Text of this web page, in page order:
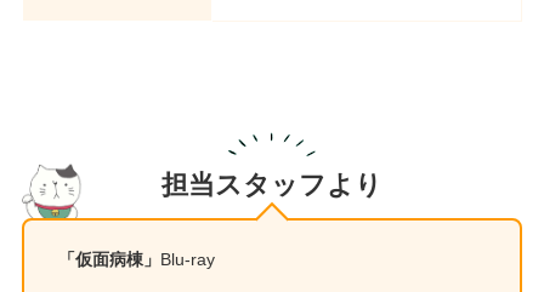
担当スタッフより
「仮面病棟」 Blu-ray